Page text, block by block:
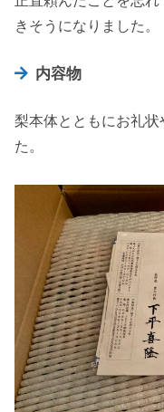
きそうになりました。
内容物
梨本体とともにお礼
た。